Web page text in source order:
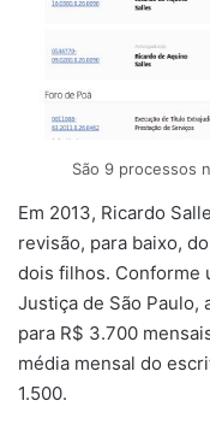
São 9 processos
Em 2013, Ricardo
revisão, para baixo,
dois filhos. Conforme
Justiça de São Paulo,
para R$ 3.700
média mensal do
1.500.